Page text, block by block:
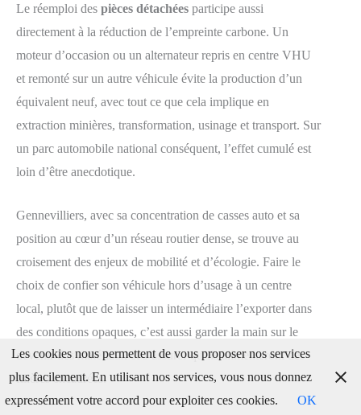
Le réemploi des pièces détachées participe aussi
directement à la réduction de l’empreinte carbone. Un
moteur d’occasion ou un alternateur repris en centre VHU
et remonté sur un autre véhicule évite la production d’un
équivalent neuf, avec tout ce que cela implique en
extraction minières, transformation, usinage et transport. Sur
un parc automobile national conséquent, l’effet cumulé est
loin d’être anecdotique.
Gennevilliers, avec sa concentration de casses auto et sa
position au cœur d’un réseau routier dense, se trouve au
croisement des enjeux de mobilité et d’écologie. Faire le
choix de confier son véhicule hors d’usage à un centre
local, plutôt que de laisser un intermédiaire l’exporter dans
des conditions opaques, c’est aussi garder la main sur le
devenir des matériaux et s’assurer qu’ils alimenteront des
filières encadrées.
Les cookies nous permettent de vous proposer nos services
plus facilement. En utilisant nos services, vous nous donnez
expressément votre accord pour exploiter ces cookies.
OK